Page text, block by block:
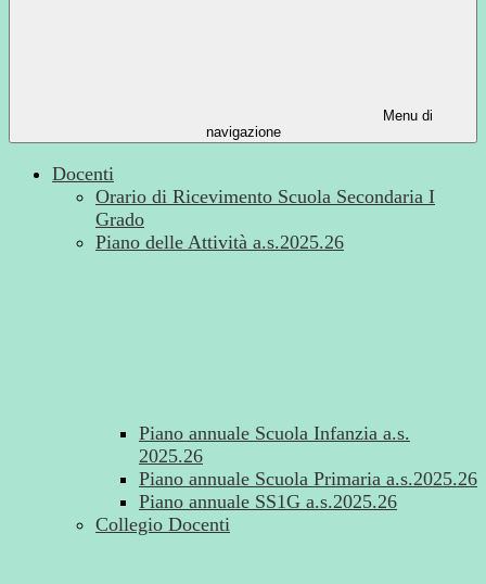
Menu di
navigazione
Docenti
Orario di Ricevimento Scuola Secondaria I
Grado
Piano delle Attività a.s.2025.26
Piano annuale Scuola Infanzia a.s.
2025.26
Piano annuale Scuola Primaria a.s.2025.26
Piano annuale SS1G a.s.2025.26
Collegio Docenti